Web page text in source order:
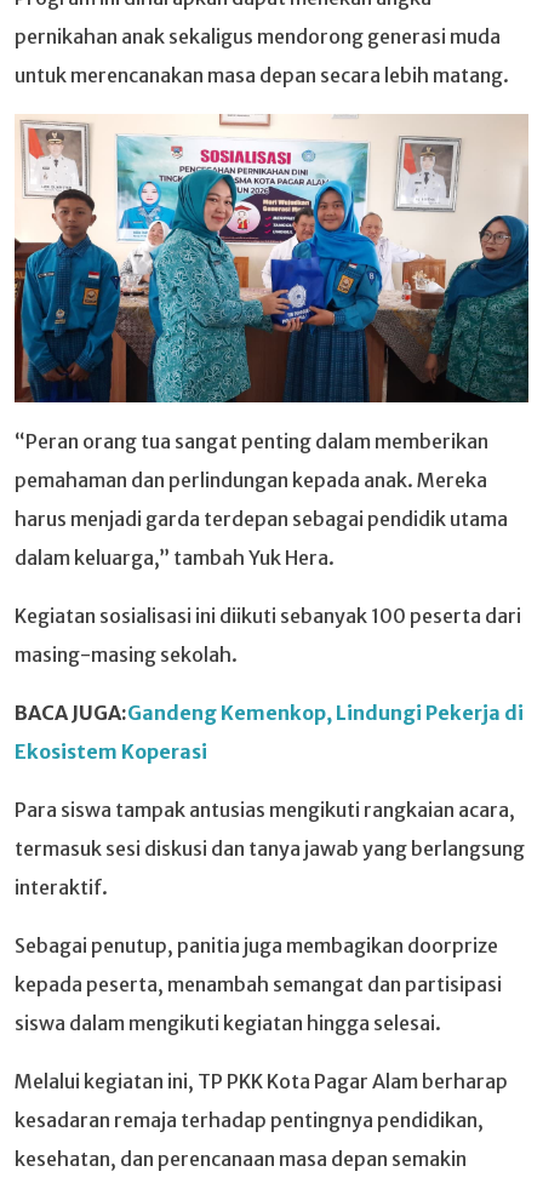
pernikahan anak sekaligus mendorong generasi muda
untuk merencanakan masa depan secara lebih matang.
“Peran orang tua sangat penting dalam memberikan
pemahaman dan perlindungan kepada anak. Mereka
harus menjadi garda terdepan sebagai pendidik utama
dalam keluarga,” tambah Yuk Hera.
Kegiatan sosialisasi ini diikuti sebanyak 100 peserta dari
masing-masing sekolah.
BACA JUGA:Gandeng Kemenkop, Lindungi Pekerja di
Ekosistem Koperasi
Para siswa tampak antusias mengikuti rangkaian acara,
termasuk sesi diskusi dan tanya jawab yang berlangsung
interaktif.
Sebagai penutup, panitia juga membagikan doorprize
kepada peserta, menambah semangat dan partisipasi
siswa dalam mengikuti kegiatan hingga selesai.
Melalui kegiatan ini, TP PKK Kota Pagar Alam berharap
kesadaran remaja terhadap pentingnya pendidikan,
kesehatan, dan perencanaan masa depan semakin